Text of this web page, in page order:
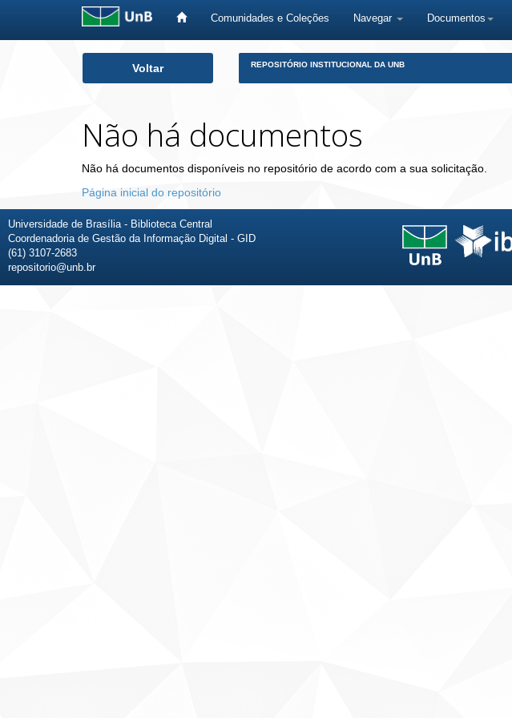
Comunidades e Coleções Navegar Documentos
Voltar REPOSITÓRIO INSTITUCIONAL DA UNB
Não há documentos
Não há documentos disponíveis no repositório de acordo com a sua solicitação.
Página inicial do repositório
Universidade de Brasília - Biblioteca Central
Coordenadoria de Gestão da Informação Digital - GID
(61) 3107-2683
repositorio@unb.br